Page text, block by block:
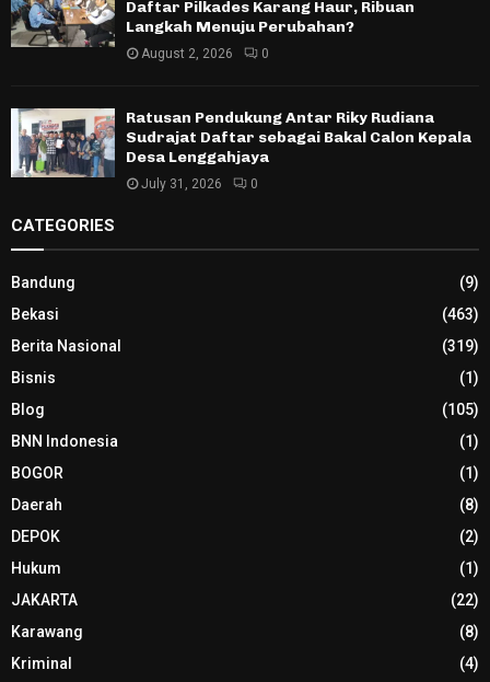
Daftar Pilkades Karang Haur, Ribuan
Langkah Menuju Perubahan?
August 2, 2026 0
Ratusan Pendukung Antar Riky Rudiana
Sudrajat Daftar sebagai Bakal Calon Kepala
Desa Lenggahjaya
July 31, 2026 0
CATEGORIES
Bandung
(9)
Bekasi
(463)
Berita Nasional
(319)
Bisnis
(1)
Blog
(105)
BNN Indonesia
(1)
BOGOR
(1)
Daerah
(8)
DEPOK
(2)
Hukum
(1)
JAKARTA
(22)
Karawang
(8)
Kriminal
(4)